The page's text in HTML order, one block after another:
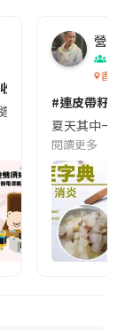
😱出發前切記檢查
遊的民眾，近期要
營養
香港
#連皮帶籽
夏天其中一
閱讀更多